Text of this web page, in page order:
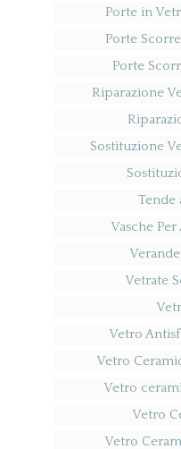
Porte in
Porte
Porte
Riparazione
Sostituzione
Tende
Vasche
Vetrate
Vetro
Vetro
Vetro
Vetro
Vetro